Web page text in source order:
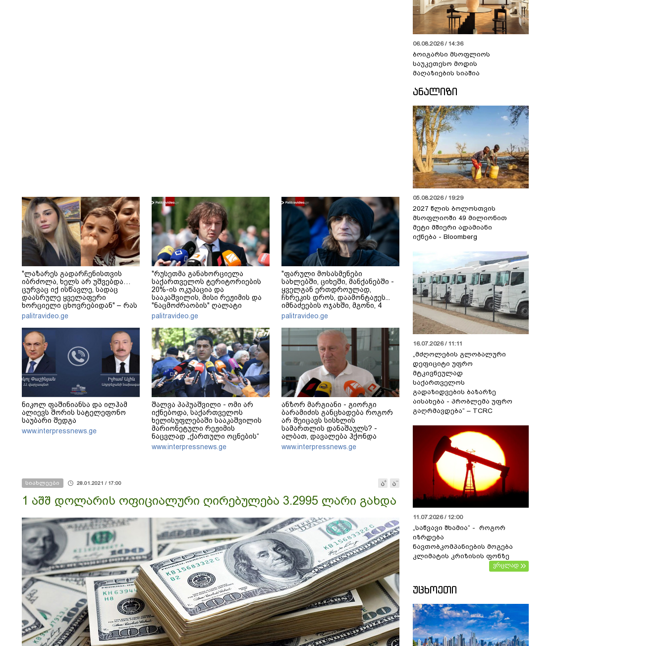
"ლაზარეს გადარჩენისთვის
იბრძოლა, ხელს არ უშვებდა…
ცურვაც იქ ისწავლე, სადაც
დაასრულე ყველაფერი
ხორციელი ცხოვრებიდან" – რას
წერს ხობში დაღუპული დედა-
შვილის ახლობელი?
palitravideo.ge
"რუსეთმა განახორციელა
საქართველოს ტერიტორიების
20%-ის ოკუპაცია და
სააკაშვილის, მისი რეჟიმის და
"ნაცმოძრაობის" ღალატი
ვერანაირად ვერ გადაფარავს
ამ დანაშაულს" - ირაკლი
კობახიძე
palitravideo.ge
"ფარული მოსასმენები
სახლებში, ციხეში, მანქანებში -
ყველგან ერთდროულად,
ჩხრეკის დროს, დაამონტაჟეს...
იმნაძეების ოჯახში, მგონი, 4
მოსასმენი იყო..." - ეკა კუპატაძე
palitravideo.ge
ნიკოლ ფაშინიანსა და ილჰამ
ალიევს შორის სატელეფონო
საუბარი შედგა
www.interpressnews.ge
შალვა პაპუაშვილი - ომი არ
იქნებოდა, საქართველოს
ხელისუფლებაში სააკაშვილის
მარიონეტული რეჟიმის
ნაცვლად „ქართული ოცნების“
მსგავსი პატრიოტული ძალა რომ
ყოფილიყო, თუ 2008 წლის ომი
www.interpressnews.ge
ანზორ მარგიანი - გიორგი
ბარამიძის განცხადება როგორ
არ შეიცავს სისხლის
სამართლის დანაშაულს? -
ალბათ, დავალება ჰქონდა
ვიღაცისგან, თორემ როგორ
შეიძლებოდა ამის თქმა?
www.interpressnews.ge
სიახლეები 28.01.2021 / 17:00
1 აშშ დოლარის ოფიციალური ღირებულება 3.2995 ლარი გახდა
06.08.2026 / 14:36
ბოიგარსი მსოფლიოს
საუკეთესო მოდის
მაღაზიების სიაშია
ᲐᲜᲐᲚᲘᲖᲘ
05.08.2026 / 19:29
2027 წლის ბოლოსთვის
მსოფლიოში 49 მილიონით
მეტი მშიერი ადამიანი
იქნება - Bloomberg
16.07.2026 / 11:11
„მძღოლების გლობალური
დეფიციტი უფრო
მტკივნეულად
საქართველოს
გადაზიდვების ბაზარზე
აისახება - პრობლემა უფრო
გაღრმავდება“ – TCRC
11.07.2026 / 12:00
„საწვავი შხამია“ - როგორ
იზრდება
ნავთობკომპანიების მოგება
კლიმატის კრიზისის ფონზე
ვრცლად
ᲣᲪᲮᲝᲔᲗᲘ